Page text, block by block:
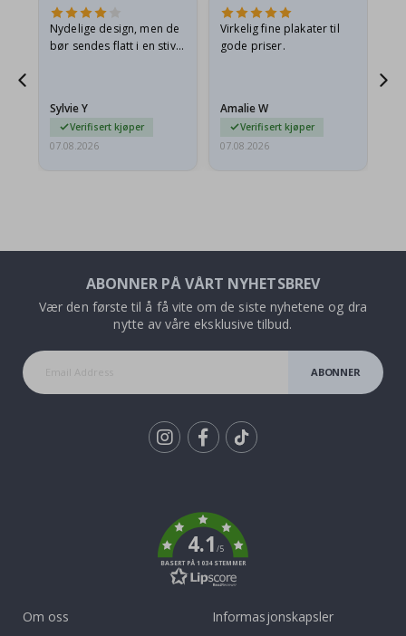
Nydelige design, men de
bør sendes flatt i en stiv
Sylvie Y
Verifisert kjøper
07.08.2026
Virkelig fine plakater til
gode priser.
Amalie W
Verifisert kjøper
07.08.2026
ABONNER PÅ VÅRT NYHETSBREV
Vær den første til å få vite om de siste nyhetene og dra
nytte av våre eksklusive tilbud.
ABONNER
4.1/5
BASERT PÅ 1034 STEMMER
Om oss
Informasjonskapsler